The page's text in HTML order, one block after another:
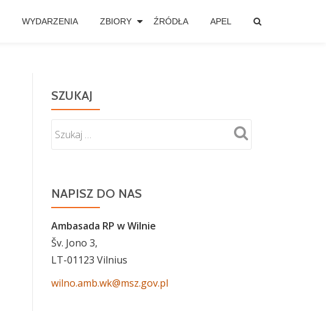
WYDARZENIA ZBIORY ŹRÓDŁA APEL
SZUKAJ
NAPISZ DO NAS
Ambasada RP w Wilnie
Šv. Jono 3,
LT-01123 Vilnius
wilno.amb.wk@msz.gov.pl